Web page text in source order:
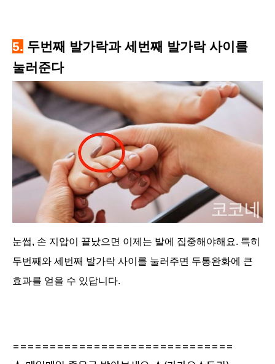
5. 두번째 발가락과 세번째 발가락 사이를
눌러준다
눈썹, 손 지압이 끝났으면 이제는 발에 집중해야해요. 특히
두번째와 세번째 발가락 사이를 눌러주면 두통완화에 큰
효과를 얻을 수 있답니다.
==============================